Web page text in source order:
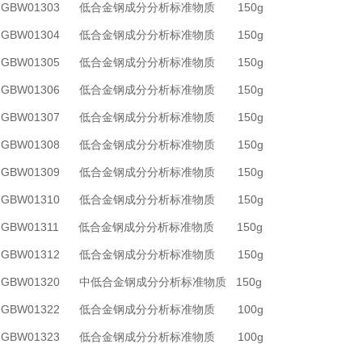
GBW01303 低合金钢成分分析标准物质 150g
GBW01304 低合金钢成分分析标准物质 150g
GBW01305 低合金钢成分分析标准物质 150g
GBW01306 低合金钢成分分析标准物质 150g
GBW01307 低合金钢成分分析标准物质 150g
GBW01308 低合金钢成分分析标准物质 150g
GBW01309 低合金钢成分分析标准物质 150g
GBW01310 低合金钢成分分析标准物质 150g
GBW01311 低合金钢成分分析标准物质 150g
GBW01312 低合金钢成分分析标准物质 150g
GBW01320 中低合金钢成分分析标准物质 150g
GBW01322 低合金钢成分分析标准物质 100g
GBW01323 低合金钢成分分析标准物质 100g